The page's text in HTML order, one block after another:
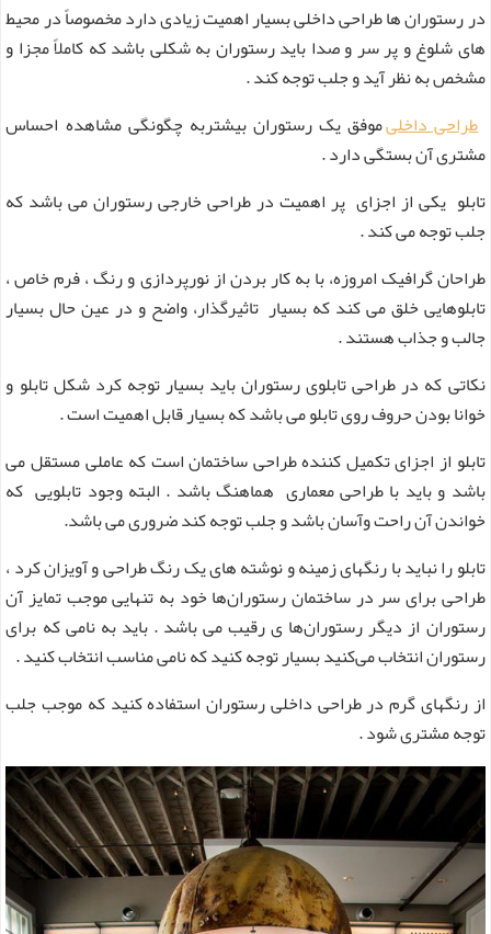
در رستوران ها طراحی داخلی بسیار اهمیت زیادی دارد مخصوصاً در محیط
های شلوغ و پر سر و صدا باید رستوران به شکلی باشد که کاملاً مجزا و
مشخص به نظر آید و جلب توجه کند .
طراحی داخلیموفق یک رستوران بیشتربه چگونگی مشاهده احساس
مشتری آن بستگی دارد .
تابلو یکی از اجزای پر اهمیت در طراحی خارجی رستوران می باشد که
جلب توجه می کند .
طراحان گرافیک امروزه، با به کار بردن از نورپردازی و رنگ ، فرم خاص ،
تابلوهایی خلق می کند که بسیار تاثیرگذار، واضح و در عین حال بسیار
جالب و جذاب هستند .
نکاتی که در طراحی تابلوی رستوران باید بسیار توجه کرد شکل تابلو و
خوانا بودن حروف روی تابلو می باشد که بسیار قابل اهمیت است .
تابلو از اجزای تکمیل کننده طراحی ساختمان است که عاملی مستقل می
باشد و باید با طراحی معماری هماهنگ باشد . البته وجود تابلویی که
خواندن آن راحت وآسان باشد و جلب توجه کند ضروری می باشد.
تابلو را نباید با رنگهای زمینه و نوشته های یک رنگ طراحی و آویزان کرد ،
طراحی برای سر در ساختمان رستوران‌ها خود به تنهایی موجب تمایز آن
رستوران از دیگر رستوران‌ها ی رقیب می باشد . باید به نامی که برای
رستوران انتخاب می‌کنید بسیار توجه کنید که نامی مناسب انتخاب کنید .
از رنگهای گرم در طراحی داخلی رستوران استفاده کنید که موجب جلب
توجه مشتری شود .